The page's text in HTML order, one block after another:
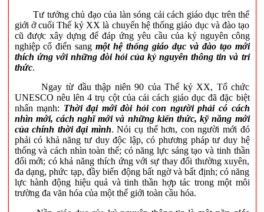
Tư tưởng chủ đạo của làn sóng cải cách giáo dục trên thế
giới ở cuối Thế kỷ XX là chuyển hệ thống giáo dục và đào tạo
cũ được xây dựng để đáp ứng yêu cầu của kỷ nguyên công
nghiệp cổ điển sangmột hệ thống giáo dục và đào tạo mới
thích ứng với những đòi hỏi của kỷ nguyên thông tin và tri
thức.
Ngay từ đầu thập niên 90 của Thế kỷ XX, Tổ chức
UNESCO nêu lên 4 trụ cột của cải cách giáo dục đã đặc biệt
nhấn mạnh: Thời đại mới đòi hỏi con người phải có cách
nhìn mới, cách nghĩ mới và những kiến thức, kỹ năng mới
của chính thời đại mình. Nói cụ thể hơn, con người mới đó
phải có khả năng tư duy độc lập, có phương pháp tư duy hệ
thống và cách nhìn toàn thể; có năng lực sáng tạo và tinh thần
đổi mới; có khả năng thích ứng với sự thay đổi thường xuyên,
đa dạng, phức tạp, đầy biến động bất ngờ và bất định; có năng
lực hành động hiệu quả và tinh thần hợp tác trong một môi
trường đa văn hóa của một thế giới toàn cầu hóa.